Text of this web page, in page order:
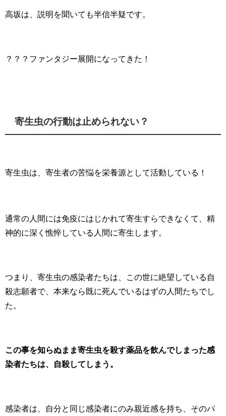
高坂は、説明を聞いても半信半疑です。
？？？ファンタジー展開になってきた！
寄生虫の行動は止められない？
寄生虫は、寄生者の苦悩を栄養源として活動している！
通常の人間には免疫にはじかれて寄生すらできなくて、精
神的に深く憔悴している人間に寄生します。
つまり、寄生虫の感染者たちは、この世に絶望している自
殺志願者で、本来なら既に死んでいるはずの人間たちでし
た。
この事を知らぬまま寄生虫を殺す薬品を飲んでしまった感
染者たちは、自殺してしまう。
感染者は、自分と同じ感染者にのみ親近感を持ち、そのパ